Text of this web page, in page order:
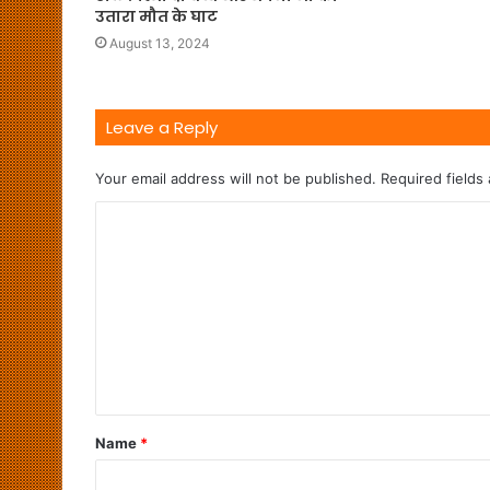
उतारा मौत के घाट
August 13, 2024
Leave a Reply
Your email address will not be published. Required fields
Name *